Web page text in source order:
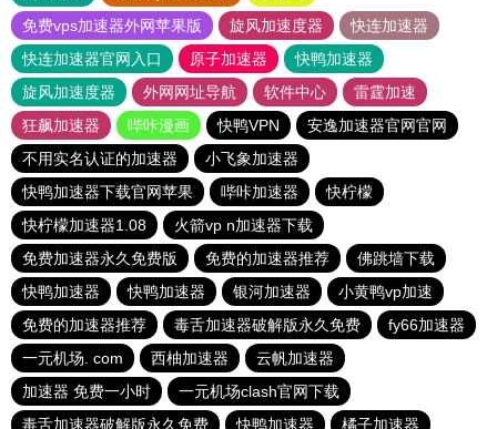
免费vps加速器外网苹果版
旋风加速度器
快连加速器
快连加速器官网入口
原子加速器
快鸭加速器
旋风加速度器
外网网址导航 软件中心
雷霆加速
狂飙加速器
哔咔漫画 快鸭VPN
安逸加速器官网官网
不用实名认证的加速器
小飞象加速器
快鸭加速器下载官网苹果
哔咔加速器
快柠檬
快柠檬加速器1.08
火箭vp n加速器下载
免费加速器永久免费版
免费的加速器推荐
佛跳墙下载
快鸭加速器
快鸭加速器 银河加速器
小黄鸭vp加速
免费的加速器推荐
毒舌加速器破解版永久免费
fy66加速器
一元机场. com
西柚加速器
云帆加速器
加速器 免费一小时
一元机场clash官网下载
毒舌加速器破解版永久免费
快鸭加速器 橘子加速器